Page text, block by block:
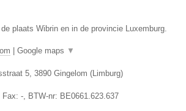
plaats Wibrin en in de provincie Luxemburg.
| Google maps ▼
5 3890 Gingelom (Limburg)
, Fax: - , BTW-nr: BE0661.623.637